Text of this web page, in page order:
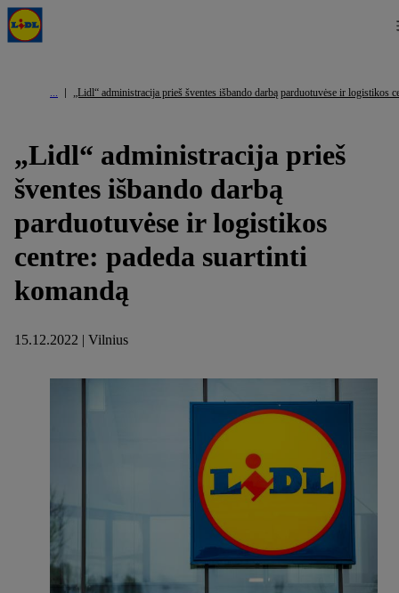
„Lidl“ administracija prieš šventes išbando darbą parduotuvėse ir logistikos
„Lidl“ administracija prieš
šventes išbando darbą
parduotuvėse ir logistikos
centre: padeda suartinti
komandą
15.12.2022 | Vilnius